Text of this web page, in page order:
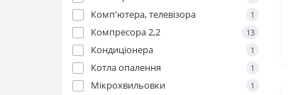
Комп'ютера, телевізора 1
Компресора 2,2 13
Кондиціонера 1
Котла опалення 1
Мікрохвильовки 1